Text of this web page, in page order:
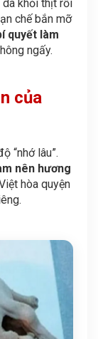
khỏi thịt rồi
chế bắn mỡ
quyết làm
ngấy.
của
“nhớ lâu”.
nên hương
hòa quyện